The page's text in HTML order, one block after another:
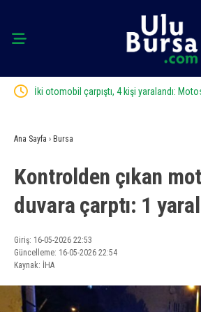
Karacabey’de ormanlık alanda yangın
Ana Sayfa › Bursa
Kontrolden çıkan
duvara çarptı: 1
Giriş: 16-05-2026 22:53
Güncelleme: 16-05-2026 22:54
Kaynak: İHA